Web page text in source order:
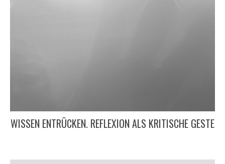
WISSEN ENTRÜCKEN. REFLEXION ALS KRITISCHE GESTE